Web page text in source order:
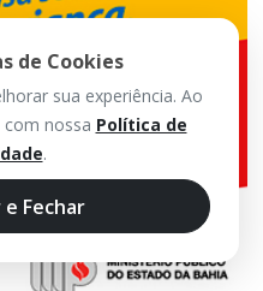
de Cookies
sua experiência. Ao
nossa Política de
.
Fechar